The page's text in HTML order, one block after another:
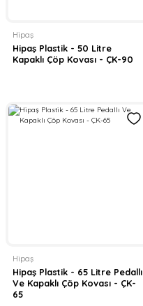
Hipaş
Hipaş Plastik - 50 Litre
Kapaklı Çöp Kovası - ÇK-90
Hipaş
Hipaş Plastik - 65 Litre Pedallı
Ve Kapaklı Çöp Kovası - ÇK-
65